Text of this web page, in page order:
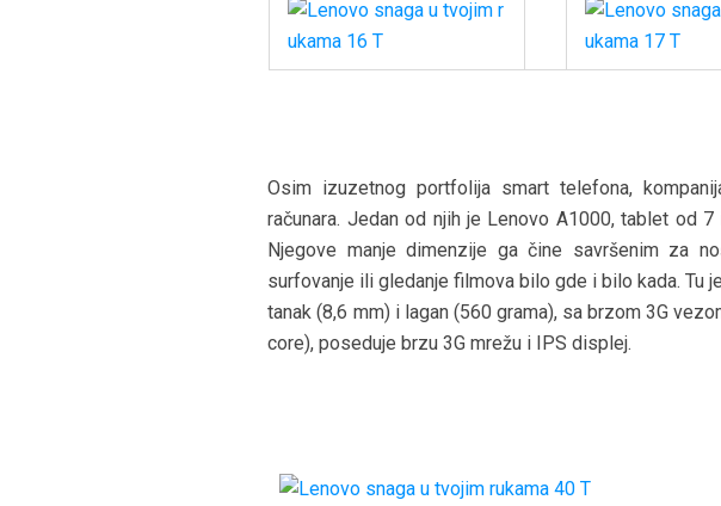
Osim izuzetnog portfolija smart telefona,
računara. Jedan od njih je Lenovo A1000, tablet od
Njegove manje dimenzije ga čine savršenim za
surfovanje ili gledanje filmova bilo gde i bilo kada. Tu
tanak (8,6 mm) i lagan (560 grama), sa brzom 3G
core), poseduje brzu 3G mrežu i IPS displej.